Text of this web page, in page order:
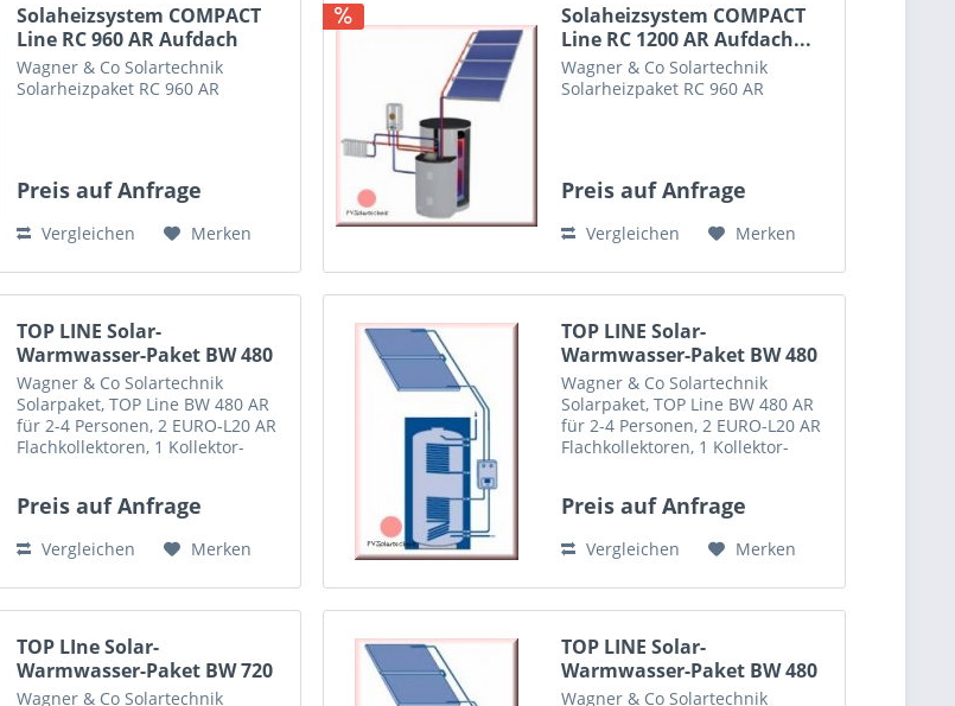
Solaheizsystem COMPACT
Line RC 960 AR Aufdach
Wagner & Co Solartechnik
Solarheizpaket RC 960 AR
Preis auf Anfrage
Vergleichen Merken
Solaheizsystem COMPACT
Line RC 1200 AR Aufdach...
Wagner & Co Solartechnik
Solarheizpaket RC 960 AR
Preis auf Anfrage
Vergleichen Merken
TOP LINE Solar-
Warmwasser-Paket BW 480
AR...
Wagner & Co Solartechnik
Solarpaket, TOP Line BW 480 AR
für 2-4 Personen, 2 EURO-L20 AR
Flachkollektoren, 1 Kollektor-
Freiaufstellung gegen Aufpreis
Preis auf Anfrage
Vergleichen Merken
TOP LINE Solar-
Warmwasser-Paket BW 480
AR Aufdach
Wagner & Co Solartechnik
Solarpaket, TOP Line BW 480 AR
für 2-4 Personen, 2 EURO-L20 AR
Flachkollektoren, 1 Kollektor-
Freiaufstellung gegen Aufpreis
Preis auf Anfrage
Vergleichen Merken
TOP LIne Solar-
Warmwasser-Paket BW 720
AR Aufdach
Wagner & Co Solartechnik
TOP LINE Solar-
Warmwasser-Paket BW 480
AR...
Wagner & Co Solartechnik